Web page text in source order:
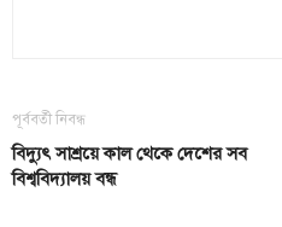
পূর্ববর্তী নিবন্ধ
বিদ্যুৎ সাশ্রয়ে কাল থেকে দেশের সব
বিশ্ববিদ্যালয় বন্ধ